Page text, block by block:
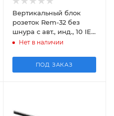
Вертикальный блок
розеток Rem-32 без
шнура с авт., инд., 10 IEC
60320 C19, 20 IEC 60320
Нет в наличии
ПОД ЗАКАЗ